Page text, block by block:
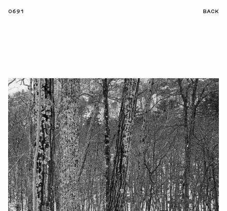
BACK
0691